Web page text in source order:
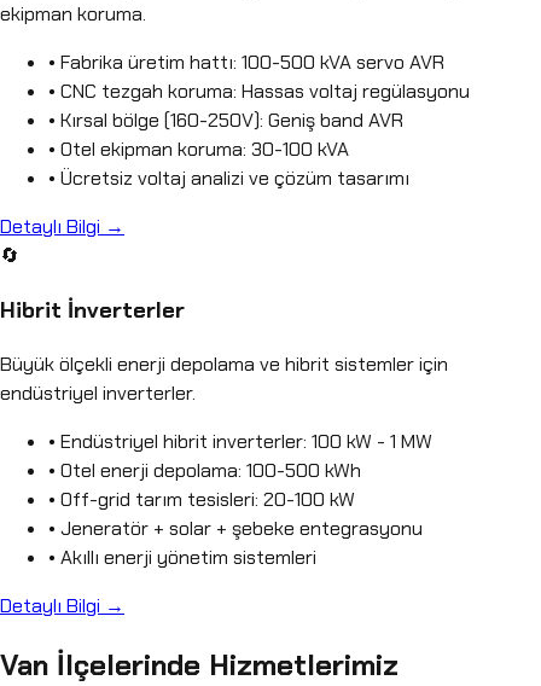
ekipman koruma.
• Fabrika üretim hattı: 100-500 kVA servo AVR
• CNC tezgah koruma: Hassas voltaj regülasyonu
• Kırsal bölge (160-250V): Geniş band AVR
• Otel ekipman koruma: 30-100 kVA
• Ücretsiz voltaj analizi ve çözüm tasarımı
Detaylı Bilgi →
🔄
Hibrit İnverterler
Büyük ölçekli enerji depolama ve hibrit sistemler için
endüstriyel inverterler.
• Endüstriyel hibrit inverterler: 100 kW - 1 MW
• Otel enerji depolama: 100-500 kWh
• Off-grid tarım tesisleri: 20-100 kW
• Jeneratör + solar + şebeke entegrasyonu
• Akıllı enerji yönetim sistemleri
Detaylı Bilgi →
Van İlçelerinde Hizmetlerimiz